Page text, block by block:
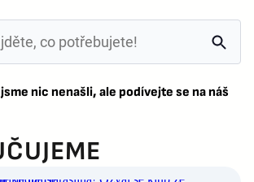
nic nenašli, ale podívejte se na náš